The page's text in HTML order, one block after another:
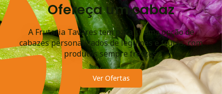
Ofereça um cabaz
A Frutaria Tavares tem para si uma opção de
cabazes personalizados de legumes e frutas, com
produtos sempre frescos.
Ver Ofertas